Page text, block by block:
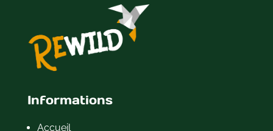
Informations
Accueil